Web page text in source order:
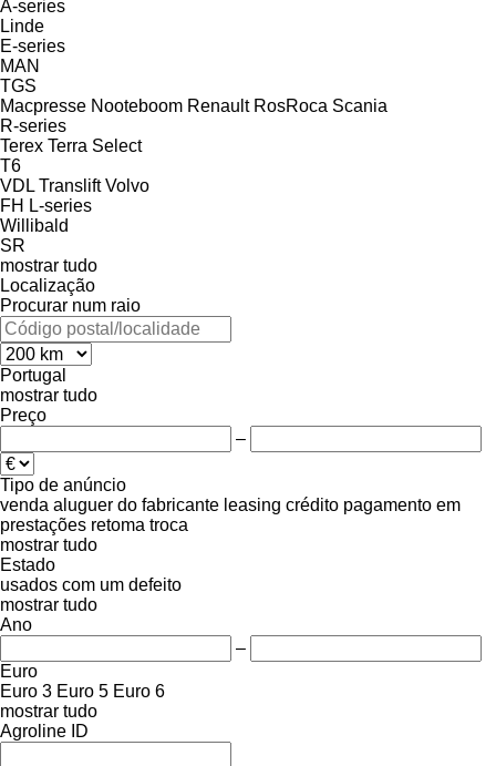
A-series
Linde
E-series
MAN
TGS
Macpresse Nooteboom Renault RosRoca Scania
R-series
Terex Terra Select
T6
VDL Translift Volvo
FH L-series
Willibald
SR
mostrar tudo
Localização
Procurar num raio
Portugal
mostrar tudo
Preço
–
Tipo de anúncio
venda aluguer do fabricante leasing crédito pagamento em
prestações retoma troca
mostrar tudo
Estado
usados com um defeito
mostrar tudo
Ano
–
Euro
Euro 3 Euro 5 Euro 6
mostrar tudo
Agroline ID